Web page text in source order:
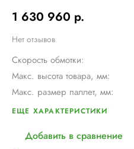
1 630 960 р.
Нет отзывов
Скорость обмотки:
Макс. высота товара, мм:
Макс. размер паллет, мм:
Тип каретки:
Макс. вес рулона с пленкой, кг:
ЕЩЕ ХАРАКТЕРИСТИКИ
Добавить в сравнение